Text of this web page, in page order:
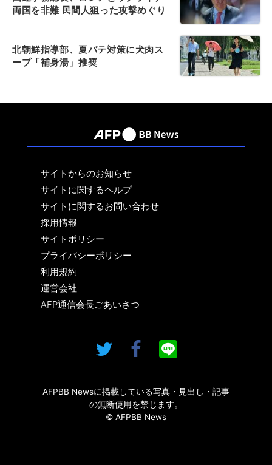
両国を非難 民間人狙った攻撃めぐり
北朝鮮指導部、夏バテ対策に犬肉ス
ープ「補身湯」推奨
サイトからのお知らせ
サイトに関するヘルプ
サイトに関するお問い合わせ
採用情報
サイトポリシー
プライバシーポリシー
利用規約
運営会社
AFP通信会長ごあいさつ
AFPBB Newsに掲載している写真・見出し・記事
の無断使用を禁じます。
© AFPBB News